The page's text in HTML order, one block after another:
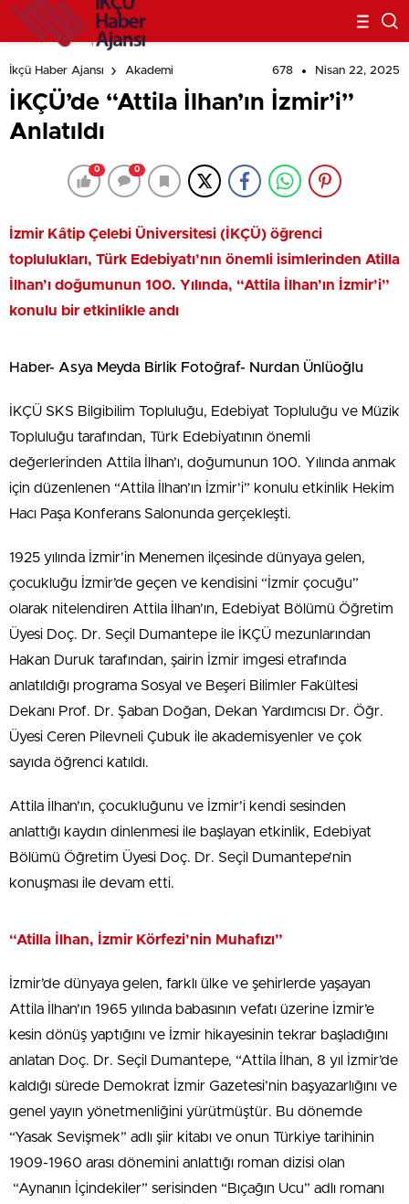
İkçü Haber Ajansı Akademi 678 Nisan 22, 2025
İKÇÜ’de “Attila İlhan’ın İzmir’i”
Anlatıldı
0 0
İzmir Kâtip Çelebi Üniversitesi (İKÇÜ) öğrenci
toplulukları, Türk Edebiyatı’nın önemli isimlerinden Atilla
İlhan’ı doğumunun 100. Yılında, “Attila İlhan’ın İzmir’i”
konulu bir etkinlikle andı
Haber- Asya Meyda Birlik Fotoğraf- Nurdan Ünlüoğlu
İKÇÜ SKS Bilgibilim Topluluğu, Edebiyat Topluluğu ve Müzik
Topluluğu tarafından, Türk Edebiyatının önemli
değerlerinden Attila İlhan’ı, doğumunun 100. Yılında anmak
için düzenlenen “Attila İlhan’ın İzmir’i” konulu etkinlik Hekim
Hacı Paşa Konferans Salonunda gerçekleşti.
1925 yılında İzmir’in Menemen ilçesinde dünyaya gelen,
çocukluğu İzmir’de geçen ve kendisini “İzmir çocuğu”
olarak nitelendiren Attila İlhan’ın, Edebiyat Bölümü Öğretim
Üyesi Doç. Dr. Seçil Dumantepe ile İKÇÜ mezunlarından
Hakan Duruk tarafından, şairin İzmir imgesi etrafında
anlatıldığı programa Sosyal ve Beşeri Bilimler Fakültesi
Dekanı Prof. Dr. Şaban Doğan, Dekan Yardımcısı Dr. Öğr.
Üyesi Ceren Pilevneli Çubuk ile akademisyenler ve çok
sayıda öğrenci katıldı.
Attila İlhan’ın, çocukluğunu ve İzmir’i kendi sesinden
anlattığı kaydın dinlenmesi ile başlayan etkinlik, Edebiyat
Bölümü Öğretim Üyesi Doç. Dr. Seçil Dumantepe’nin
konuşması ile devam etti.
“Atilla İlhan, İzmir Körfezi’nin Muhafızı”
İzmir’de dünyaya gelen, farklı ülke ve şehirlerde yaşayan
Attila İlhan’ın 1965 yılında babasının vefatı üzerine İzmir’e
kesin dönüş yaptığını ve İzmir hikayesinin tekrar başladığını
anlatan Doç. Dr. Seçil Dumantepe, “Attila İlhan, 8 yıl İzmir’de
kaldığı sürede Demokrat İzmir Gazetesi’nin başyazarlığını ve
genel yayın yönetmenliğini yürütmüştür. Bu dönemde
“Yasak Sevişmek” adlı şiir kitabı ve onun Türkiye tarihinin
1909-1960 arası dönemini anlattığı roman dizisi olan
“Aynanın İçindekiler” serisinden “Bıçağın Ucu” adlı romanı